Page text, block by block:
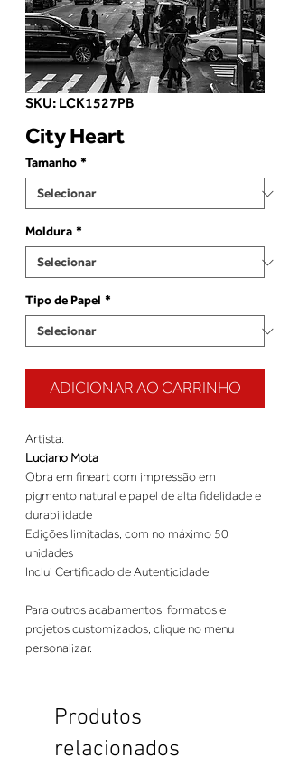
SKU: LCK1527PB
City Heart
Tamanho *
Moldura *
Tipo de Papel *
ADICIONAR AO CARRINHO
Artista:
Luciano Mota
Obra em fineart com impressão em
pigmento natural e papel de alta fidelidade e
durabilidade
Edições limitadas, com no máximo 50
unidades
Inclui Certificado de Autenticidade
Para outros acabamentos, formatos e
projetos customizados, clique no menu
personalizar.
Produtos
relacionados